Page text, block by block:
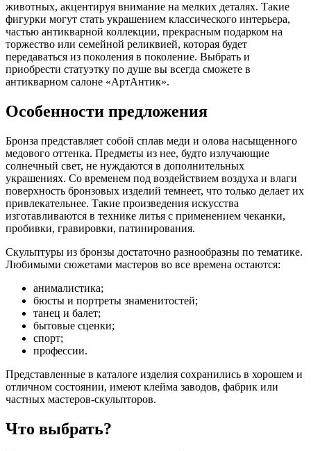
животных, акцентируя внимание на мелких деталях. Такие
фигурки могут стать украшением классического интерьера,
частью антикварной коллекции, прекрасным подарком на
торжество или семейной реликвией, которая будет
передаваться из поколения в поколение. Выбрать и
приобрести статуэтку по душе вы всегда сможете в
антикварном салоне «АртАнтик».
Особенности предложения
Бронза представляет собой сплав меди и олова насыщенного
медового оттенка. Предметы из нее, будто излучающие
солнечный свет, не нуждаются в дополнительных
украшениях. Со временем под воздействием воздуха и влаги
поверхность бронзовых изделий темнеет, что только делает их
привлекательнее. Такие произведения искусства
изготавливаются в технике литья с применением чеканки,
пробивки, гравировки, патинирования.
Скульптуры из бронзы достаточно разнообразны по тематике.
Любимыми сюжетами мастеров во все времена остаются:
анималистика;
бюсты и портреты знаменитостей;
танец и балет;
бытовые сценки;
спорт;
профессии.
Представленные в каталоге изделия сохранились в хорошем и
отличном состоянии, имеют клейма заводов, фабрик или
частных мастеров-скульпторов.
Что выбрать?